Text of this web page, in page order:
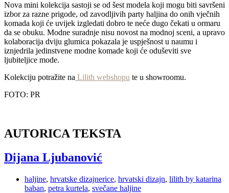
Nova mini kolekcija sastoji se od šest modela koji mogu biti savršeni
izbor za razne prigode, od zavodljivih party haljina do onih vječnih
komada koji će uvijek izgledati dobro te neće dugo čekati u ormaru
da se obuku. Modne suradnje nisu novost na modnoj sceni, a upravo
kolaboracija dviju glumica pokazala je uspješnost u naumu i
iznjedrila jedinstvene modne komade koji će oduševiti sve
ljubiteljice mode.
Kolekciju potražite na Lilith webshopu te u showroomu.
FOTO: PR
AUTORICA TEKSTA
Dijana Ljubanović
haljine, hrvatske dizajnerice, hrvatski dizajn, lilith by katarina
baban, petra kurtela, svečane haljine